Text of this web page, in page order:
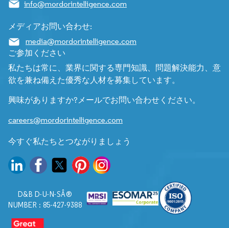
info@mordorintelligence.com
メディアお問い合わせ:
media@mordorintelligence.com
ご参加ください
私たちは常に、業界に関する専門知識、問題解決能力、意
欲を兼ね備えた優秀な人材を募集しています。
興味がありますか?メールでお問い合わせください。
careers@mordorintelligence.com
今すぐ私たちとつながりましょう
D&B D-U-N-SÂ®
NUMBER : 85-427-9388